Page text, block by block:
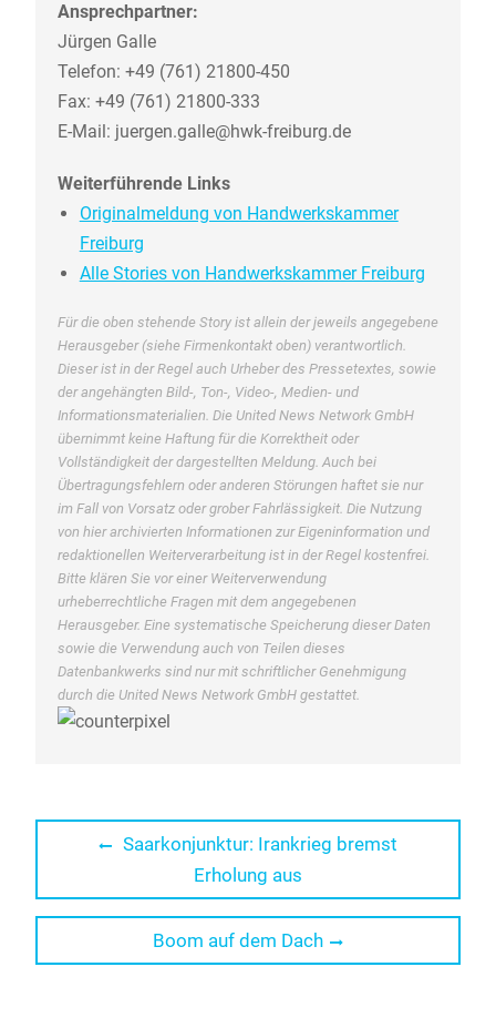
Ansprechpartner:
Jürgen Galle
Telefon: +49 (761) 21800-450
Fax: +49 (761) 21800-333
E-Mail: juergen.galle@hwk-freiburg.de
Weiterführende Links
Originalmeldung von Handwerkskammer
Freiburg
Alle Stories von Handwerkskammer Freiburg
Für die oben stehende Story ist allein der jeweils angegebene
Herausgeber (siehe Firmenkontakt oben) verantwortlich.
Dieser ist in der Regel auch Urheber des Pressetextes, sowie
der angehängten Bild-, Ton-, Video-, Medien- und
Informationsmaterialien. Die United News Network GmbH
übernimmt keine Haftung für die Korrektheit oder
Vollständigkeit der dargestellten Meldung. Auch bei
Übertragungsfehlern oder anderen Störungen haftet sie nur
im Fall von Vorsatz oder grober Fahrlässigkeit. Die Nutzung
von hier archivierten Informationen zur Eigeninformation und
redaktionellen Weiterverarbeitung ist in der Regel kostenfrei.
Bitte klären Sie vor einer Weiterverwendung
urheberrechtliche Fragen mit dem angegebenen
Herausgeber. Eine systematische Speicherung dieser Daten
sowie die Verwendung auch von Teilen dieses
Datenbankwerks sind nur mit schriftlicher Genehmigung
durch die United News Network GmbH gestattet.
Beitragsnavigation
Previous
Saarkonjunktur: Irankrieg bremst
Erholung aus
Next
post:
Boom auf dem Dach